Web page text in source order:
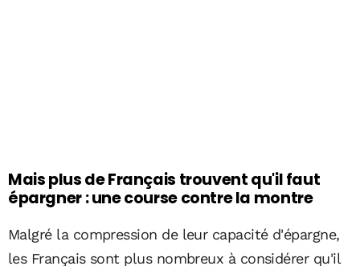
Mais plus de Français trouvent qu'il faut
épargner : une course contre la montre
Malgré la compression de leur capacité d'épargne,
les Français sont plus nombreux à considérer qu'il